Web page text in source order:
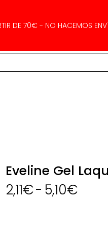
DE 70€ - NO HACEMOS
Eveline Gel
2,11€- 5,10€